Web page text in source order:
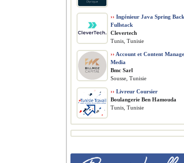
›› Ingénieur Java Spring
Fullstack
Clevertech
Tunis, Tunisie
›› Account et Content
Media
Bmc Sarl
Sousse, Tunisie
›› Livreur Coursier
Boulangerie Ben Hamouda
Tunis, Tunisie